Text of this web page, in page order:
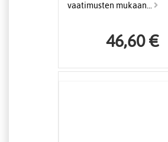
vaatimusten mukaan...
46,60 €